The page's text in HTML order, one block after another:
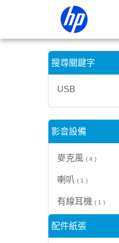
【USB】搜尋結果 | HP® 惠
搜尋關鍵字
USB
影音設備
麥克風 ( 4 )
喇叭 ( 1 )
有線耳機 ( 1 )
配件紙張